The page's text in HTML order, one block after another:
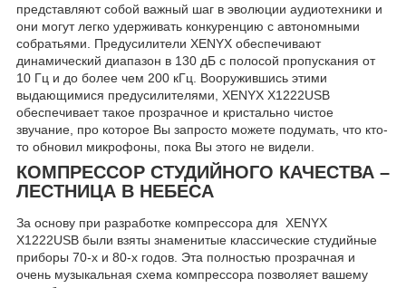
представляют собой важный шаг в эволюции аудиотехники и
они могут легко удерживать конкуренцию с автономными
собратьями. Предусилители XENYX обеспечивают
динамический диапазон в 130 дБ с полосой пропускания от
10 Гц и до более чем 200 кГц. Вооружившись этими
выдающимися предусилителями, XENYX X1222USB
обеспечивает такое прозрачное и кристально чистое
звучание, про которое Вы запросто можете подумать, что кто-
то обновил микрофоны, пока Вы этого не видели.
КОМПРЕССОР СТУДИЙНОГО КАЧЕСТВА –
ЛЕСТНИЦА В НЕБЕСА
За основу при разработке компрессора для XENYX
X1222USB были взяты знаменитые классические студийные
приборы 70-х и 80-х годов. Эта полностью прозрачная и
очень музыкальная схема компрессора позволяет вашему